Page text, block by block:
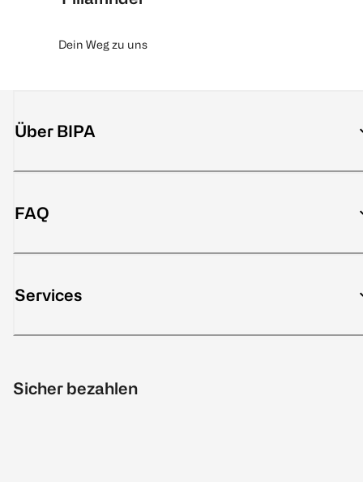
Dein Weg zu uns
Über BIPA
FAQ
Services
Sicher bezahlen